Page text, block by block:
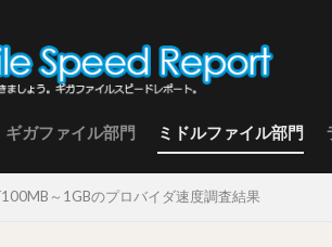
ギガファイル部門 ミドルファイル部門
～1GBのプロバイダ速度調査結果